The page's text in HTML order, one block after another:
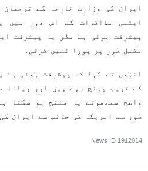
ایران کی وزارت خارجہ کے ترجمان
ایٹمی مذاکرات کے اس دور میں
پیشرفت ہوئی ہے مگر یہ پیشرفت
مکمل طور پر پورا نہیں کرتی۔
انہوں نے کہا کہ پیشرفت ہوئی ہے
کے قریب پہنچ رہے ہیں اور ویانا
واضح سمجھوتے پر منتج ہو سکتا
طور سے امریکہ کی جانب سے ایران
News ID 1912014